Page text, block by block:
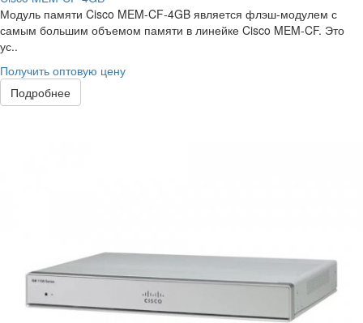
Модуль памяти Cisco MEM-CF-4GB является флэш-модулем с
самым большим объемом памяти в линейке Cisco MEM-CF. Это
ус..
Получить оптовую цену
Подробнее